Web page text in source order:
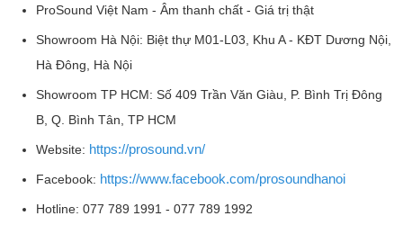
ProSound Việt Nam - Âm thanh chất - Giá trị thật
Showroom Hà Nội: Biệt thự M01-L03, Khu A - KĐT Dương Nội,
Hà Đông, Hà Nội
Showroom TP HCM: Số 409 Trần Văn Giàu, P. Bình Trị Đông
B, Q. Bình Tân, TP HCM
Website: https://prosound.vn/
Facebook: https://www.facebook.com/prosoundhanoi
Hotline: 077 789 1991 - 077 789 1992